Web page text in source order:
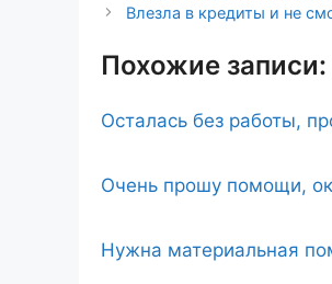
Влезла в кредиты и не
Похожие записи:
Осталась без работы,
Очень прошу помощи,
Нужна материальная